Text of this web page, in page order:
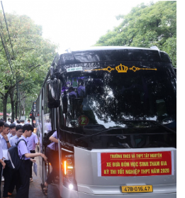
Nông nghiệp & Biển đảo
Tin Nông nghiệp & Biển
đảo
Mùa vàng
Biển đảo Việt Nam
Tâm tình biên giới và hải
đảo